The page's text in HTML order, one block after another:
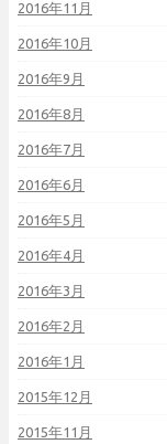
2016年11月
2016年10月
2016年9月
2016年8月
2016年7月
2016年6月
2016年5月
2016年4月
2016年3月
2016年2月
2016年1月
2015年12月
2015年11月